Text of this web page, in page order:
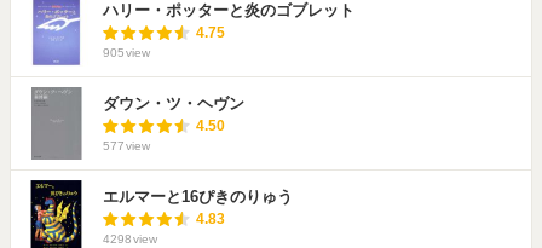
ハリー・ポッターと炎のゴブレット
4.75
905view
ダウン・ツ・ヘヴン
4.50
577view
エルマーと16ぴきのりゅう
4.83
4298view